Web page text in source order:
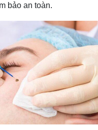
bảo an toàn.